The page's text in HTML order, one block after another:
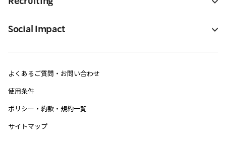
Social Impact
よくあるご質問・お問い合わせ
使用条件
ポリシー・約款・規約一覧
サイトマップ